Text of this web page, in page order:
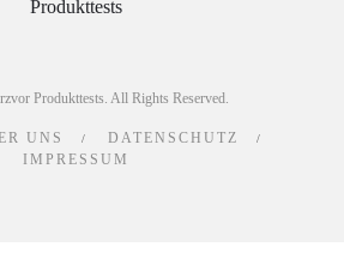
Produkttests. All Rights Reserved.
UNS
DATENSCHUTZ
IMPRESSUM